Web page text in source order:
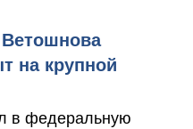
на крупной
в федеральную